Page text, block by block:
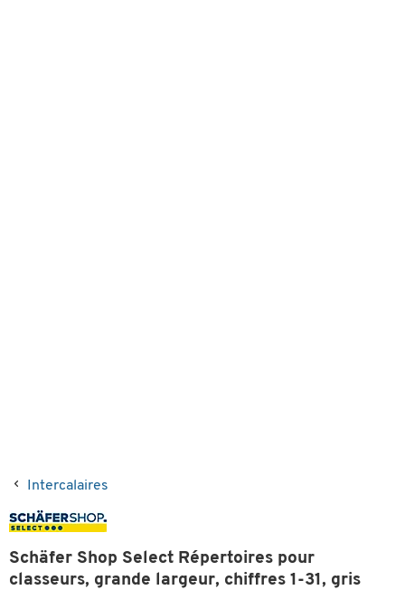
Intercalaires
Schäfer Shop Select Répertoires pour
classeurs, grande largeur, chiffres 1-31, gris